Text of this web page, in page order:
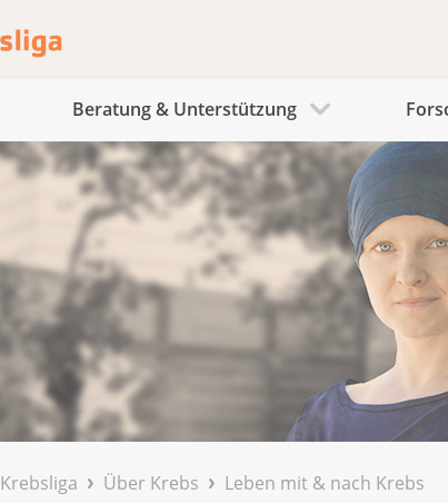
Beratung & Unterstützung
Krebsliga Über Krebs Leben mit & nach Krebs